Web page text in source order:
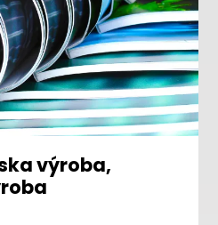
výroba,